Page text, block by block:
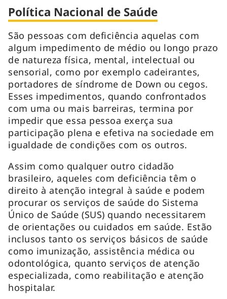
Política Nacional de Saúde
São pessoas com deficiência aquelas com
algum impedimento de médio ou longo prazo
de natureza física, mental, intelectual ou
sensorial, como por exemplo cadeirantes,
portadores de síndrome de Down ou cegos.
Esses impedimentos, quando confrontados
com uma ou mais barreiras, termina por
impedir que essa pessoa exerça sua
participação plena e efetiva na sociedade em
igualdade de condições com os outros.
Assim como qualquer outro cidadão
brasileiro, aqueles com deficiência têm o
direito à atenção integral à saúde e podem
procurar os serviços de saúde do Sistema
Único de Saúde (SUS) quando necessitarem
de orientações ou cuidados em saúde. Estão
inclusos tanto os serviços básicos de saúde
como imunização, assistência médica ou
odontológica, quanto serviços de atenção
especializada, como reabilitação e atenção
hospitalar.